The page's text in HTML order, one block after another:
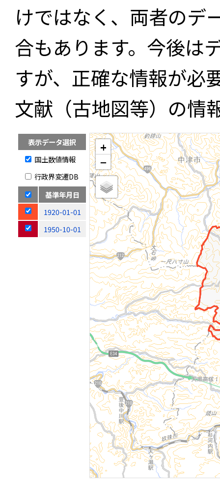
けではなく、両者のデ
合もあります。今後は
すが、正確な情報が必
文献（古地図等）の情
表示データ選択
国土数値情報
行政界変遷DB
基準年月日
1920-01-01
1950-10-01
+
−